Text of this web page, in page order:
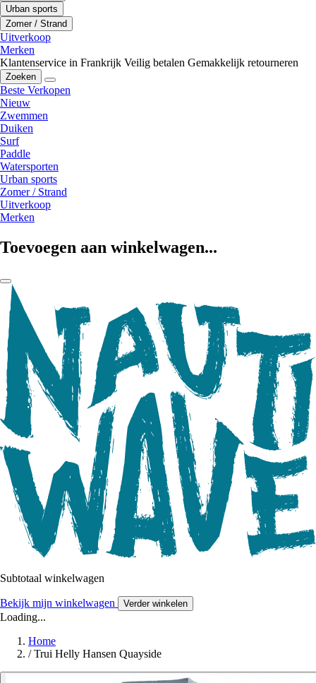
Urban sports
Zomer / Strand
Uitverkoop
Merken
Klantenservice in Frankrijk Veilig betalen Gemakkelijk retourneren
Zoeken
Beste Verkopen
Nieuw
Zwemmen
Duiken
Surf
Paddle
Watersporten
Urban sports
Zomer / Strand
Uitverkoop
Merken
Toevoegen aan winkelwagen...
Subtotaal winkelwagen
Bekijk mijn winkelwagen Verder winkelen
Loading...
Home
/ Trui Helly Hansen Quayside